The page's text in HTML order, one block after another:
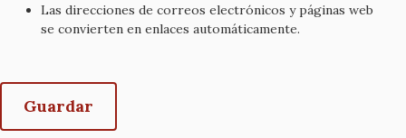
Las direcciones de correos electrónicos y páginas web
se convierten en enlaces automáticamente.